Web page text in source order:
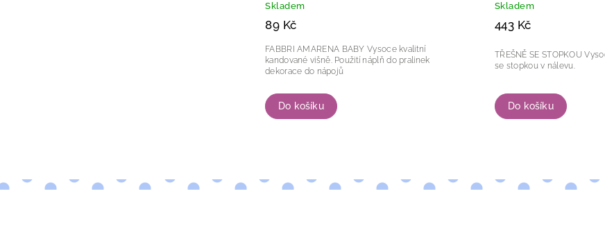
Skladem
89 Kč
Do košíku
FABBRI AMARENA BABY Vysoce kvalitní
kandované višně. Použití náplň do pralinek
dekorace do nápojů
Skladem
443 Kč
Do košíku
TŘEŠNĚ SE STOPKOU Vysoce kvalitní třešně